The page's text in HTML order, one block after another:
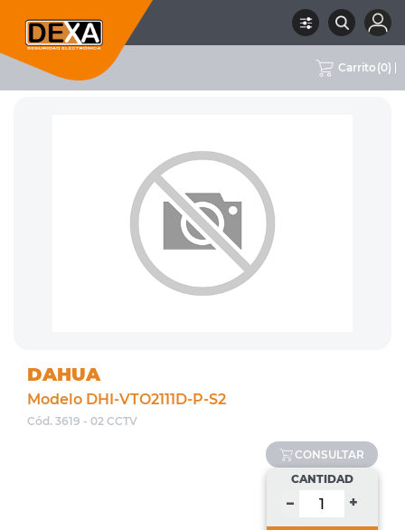
Carrito (0)
RUBRO SUBRUBRO DAHUA
DAHUA
Modelo DHI-VTO2111D-P-S2
Cód. 3619 - 02 CCTV
CONSULTAR
CANTIDAD
– +